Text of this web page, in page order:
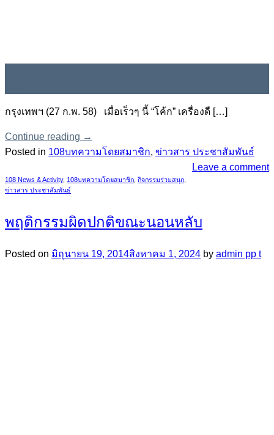
กรุงเทพฯ (27 ก.พ. 58) เมื่อเร็วๆ นี้ “โค้ก” เครื่องดื […]
Continue reading →
Posted in 108บทความโดยสมาชิก, ข่าวสาร ประชาสัมพันธ์
Leave a comment
108 News & Activity, 108บทความโดยสมาชิก กิจกรรมร่วมสนุก
ข่าวสาร ประชาสัมพันธ์
พฤติกรรมผิดปกติขณะนอนหลับ
Posted on มิถุนายน 19, 2014สิงหาคม 1, 2024 by admin pp t